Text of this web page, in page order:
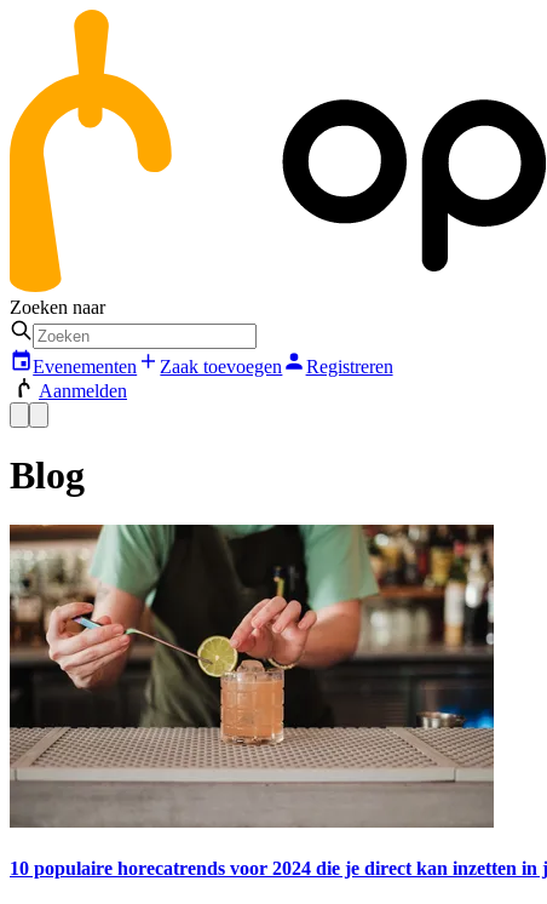
Zoeken naar
Evenementen Zaak toevoegen
Registreren
Aanmelden
Blog
10 populaire horecatrends voor 2024 die je direct kan inzetten in